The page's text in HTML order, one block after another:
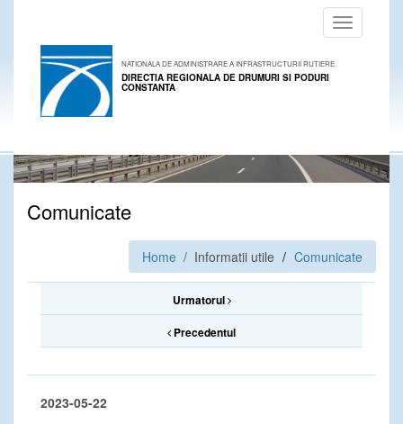
Toggle
navigation
NATIONALA DE ADMINISTRARE A INFRASTRUCTURII RUTIERE
DIRECTIA REGIONALA DE DRUMURI SI PODURI
CONSTANTA
Comunicate
Home / Informatii utile Comunicate
Urmatorul
Precedentul
2023-05-22